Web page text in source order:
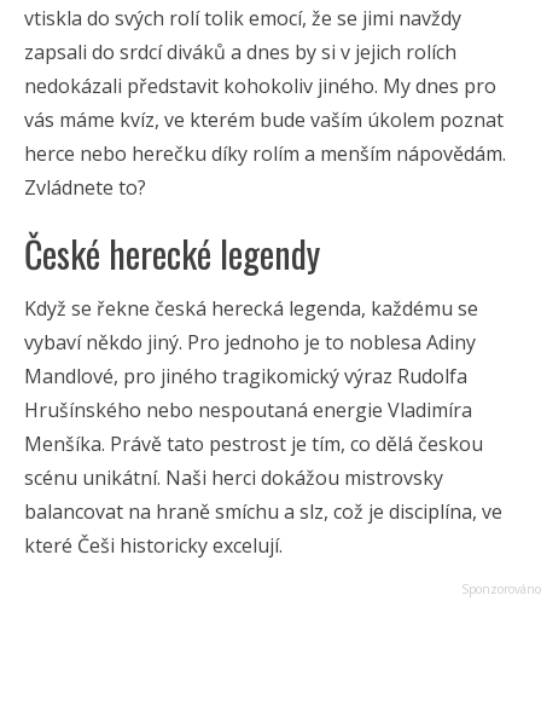
vtiskla do svých rolí tolik emocí, že se jimi navždy
zapsali do srdcí diváků a dnes by si v jejich rolích
nedokázali představit kohokoliv jiného. My dnes pro
vás máme kvíz, ve kterém bude vaším úkolem poznat
herce nebo herečku díky rolím a menším nápovědám.
Zvládnete to?
České herecké legendy
Když se řekne česká herecká legenda, každému se
vybaví někdo jiný. Pro jednoho je to noblesa Adiny
Mandlové, pro jiného tragikomický výraz Rudolfa
Hrušínského nebo nespoutaná energie Vladimíra
Menšíka. Právě tato pestrost je tím, co dělá českou
scénu unikátní. Naši herci dokážou mistrovsky
balancovat na hraně smíchu a slz, což je disciplína, ve
které Češi historicky excelují.